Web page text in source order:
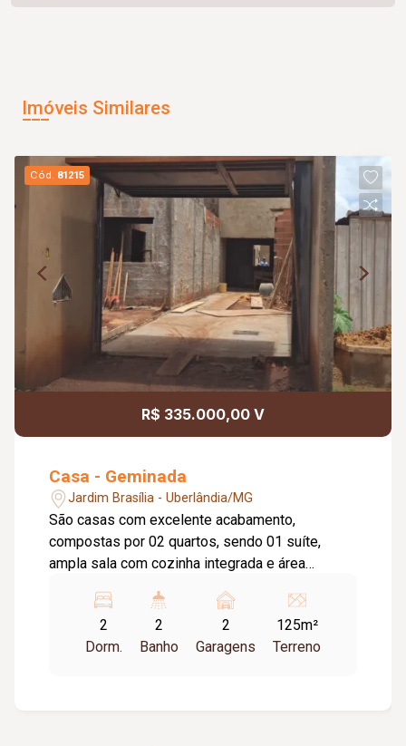
Imóveis Similares
Cód. 81215
R$ 335.000,00 V
Casa - Geminada
Jardim Brasília - Uberlândia/MG
São casas com excelente acabamento,
compostas por 02 quartos, sendo 01 suíte,
ampla sala com cozinha integrada e área
total de 9 casas, implantadas em um terreno de
400 m², todas de frente para a rua e com entrada
independente. tabela de disponibilidade Casa
2
Dorm.
2
Banho
2
Garagens
125m²
Terreno